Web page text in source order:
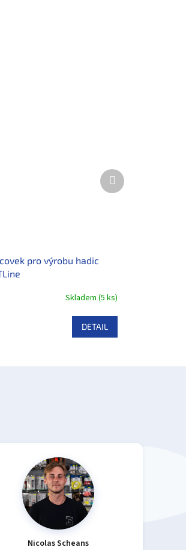
pro výrobu hadic
Skladem (5 ks)
DETAIL
Další
produkt
Nicolas Scheans